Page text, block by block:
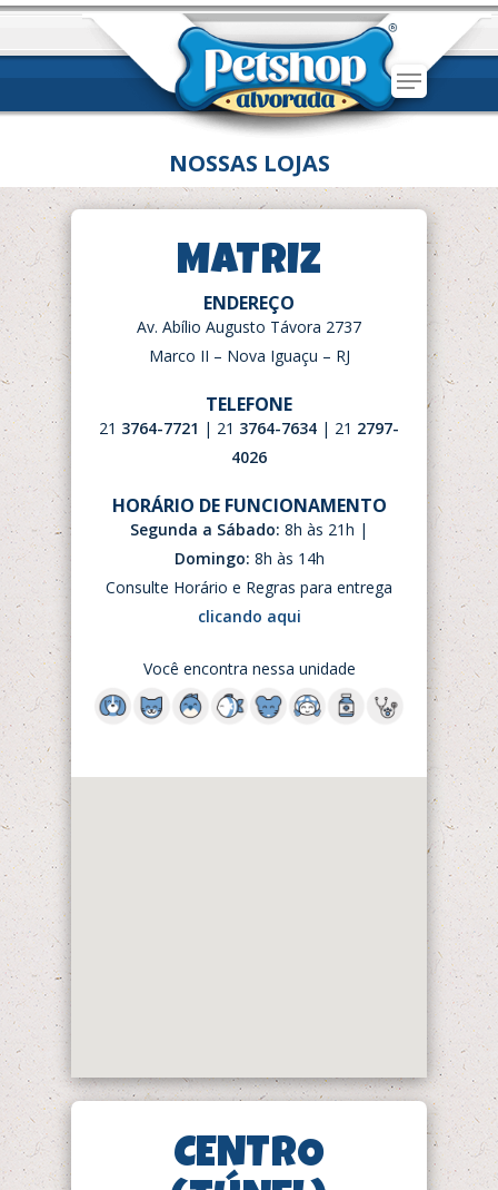
NOSSAS LOJAS
MATRIZ
ENDEREÇO
Av. Abílio Augusto Távora 2737
Marco II – Nova Iguaçu – RJ
TELEFONE
21 3764-7721 | 21 3764-7634 | 21 2797-
4026
HORÁRIO DE FUNCIONAMENTO
Segunda a Sábado: 8h às 21h |
Domingo: 8h às 14h
Consulte Horário e Regras para entrega
clicando aqui
Você encontra nessa unidade
CENTRO